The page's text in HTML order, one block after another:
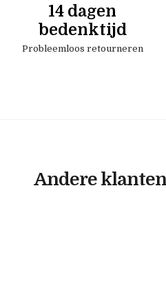
14 dagen
bedenktijd
Probleemloos retourneren
Andere